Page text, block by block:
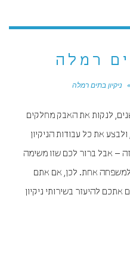
רמלה
» ניקיון בתים רמלה
לנקות את האבק מחלקים
את כל עבודות הניקיון
– אבל ברור לכם שזו משימה
למשפחה אחת. לכן, אם אתם
אתכם להיעזר בשירותי ניקיון